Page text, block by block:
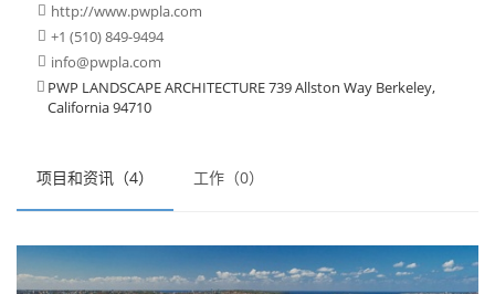
项目和资讯（4） 工作（0）
 http://www.pwpla.com
 +1 (510) 849-9494
 info@pwpla.com
 PWP LANDSCAPE ARCHITECTURE 739 Allston Way Berkeley,
California 94710